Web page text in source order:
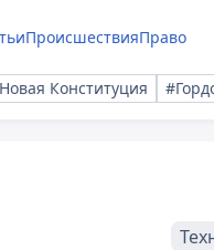
ПроисшествияПраво
Конституция